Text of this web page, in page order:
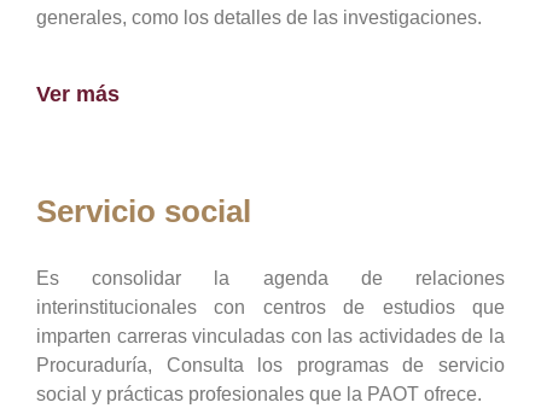
generales, como los detalles de las investigaciones.
Ver más
Servicio social
Es consolidar la agenda de relaciones
interinstitucionales con centros de estudios que
imparten carreras vinculadas con las actividades de la
Procuraduría, Consulta los programas de servicio
social y prácticas profesionales que la PAOT ofrece.